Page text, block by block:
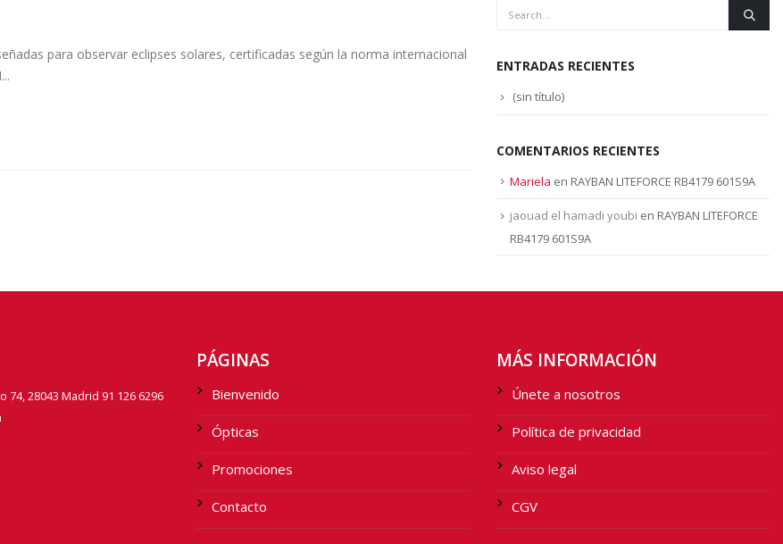
para observar eclipses solares, certificadas según la norma internacional
ENTRADAS RECIENTES
(sin título)
COMENTARIOS RECIENTES
Mariela en RAYBAN LITEFORCE RB4179 601S9A
jaouad el hamadi youbi en RAYBAN LITEFORCE
RB4179 601S9A
74, 28043 Madrid 91 126 6296
PÁGINAS
Bienvenido
Ópticas
Promociones
Contacto
MÁS INFORMACIÓN
Únete a nosotros
Política de privacidad
Aviso legal
CGV